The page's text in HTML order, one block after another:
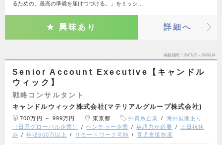
るための、最高の準備を届けつづける。」をミッシ…
興味あり 詳細へ
掲載期間 26/07/29～26/08/14
Senior Account Executive【キャンドル
ウィック】
戦略コンサルタント
キャンドルウィック株式会社(マテリアルグループ株式会社)
700万円 ～ 999万円 東京都 外資系企業
海外展開あり
（日系グローバル企業）
ベンチャー企業 英語力が必要
土日祝休
み
年収600万以上 リモートワーク可能 育児支援制度